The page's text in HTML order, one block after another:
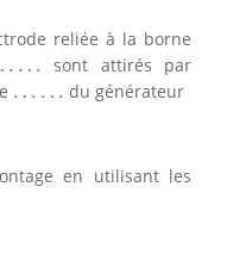
reliée à la borne
…
…
sont attirés par
… …
… … du générateur
en utilisant les